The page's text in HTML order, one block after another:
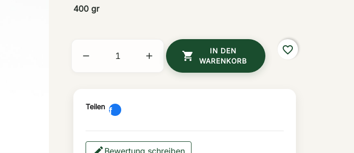
400 gr
  
IN DEN
WARENKORB
favorite_border
Teilen
Bewertung schreiben